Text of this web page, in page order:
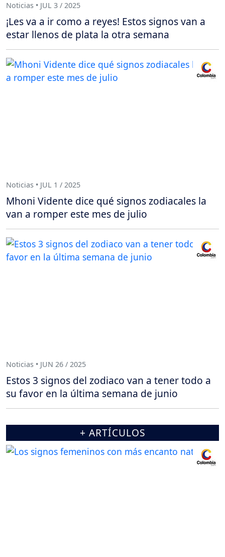
Noticias • JUL 3 / 2025
¡Les va a ir como a reyes! Estos signos van a
estar llenos de plata la otra semana
Noticias • JUL 1 / 2025
Mhoni Vidente dice qué signos zodiacales la
van a romper este mes de julio
Noticias • JUN 26 / 2025
Estos 3 signos del zodiaco van a tener todo a
su favor en la última semana de junio
+ ARTÍCULOS